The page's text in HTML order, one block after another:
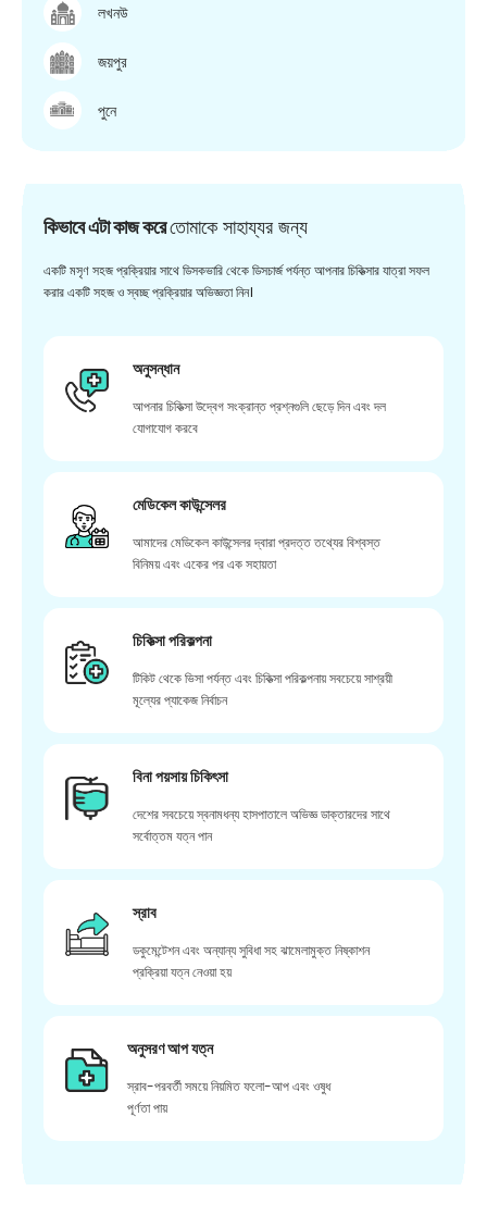
লখনউ
জয়পুর
পুনে
কিভাবে এটা কাজ করেতোমাকে সাহায্যর জন্য
একটি মসৃণ সহজ প্রক্রিয়ার সাথে ডিসকভারি থেকে ডিসচার্জ পর্যন্ত আপনার চিকিত্সার যাত্রা সফল
করার একটি সহজ ও স্বচ্ছ প্রক্রিয়ার অভিজ্ঞতা নিন।
অনুসন্ধান
আপনার চিকিত্সা উদ্বেগ সংক্রান্ত প্রশ্নগুলি ছেড়ে দিন এবং দল
যোগাযোগ করবে
মেডিকেল কাউন্সেলর
আমাদের মেডিকেল কাউন্সেলর দ্বারা প্রদত্ত তথ্যের বিশ্বস্ত
বিনিময় এবং একের পর এক সহায়তা
চিকিত্সা পরিকল্পনা
টিকিট থেকে ভিসা পর্যন্ত এবং চিকিত্সা পরিকল্পনায় সবচেয়ে সাশ্রয়ী
মূল্যের প্যাকেজ নির্বাচন
বিনা পয়সায় চিকিৎসা
দেশের সবচেয়ে স্বনামধন্য হাসপাতালে অভিজ্ঞ ডাক্তারদের সাথে
সর্বোত্তম যত্ন পান
স্রাব
ডকুমেন্টেশন এবং অন্যান্য সুবিধা সহ ঝামেলামুক্ত নিষ্কাশন
প্রক্রিয়া যত্ন নেওয়া হয়
অনুসরণ আপ যত্ন
স্রাব-পরবর্তী সময়ে নিয়মিত ফলো-আপ এবং ওষুধ
পূর্ণতা পায়